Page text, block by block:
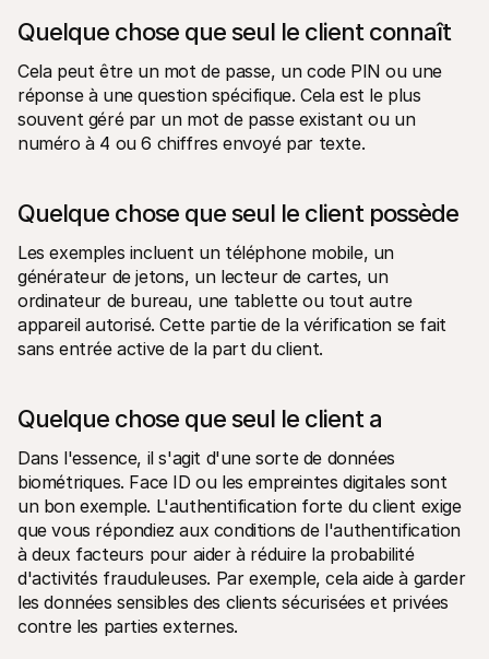
Quelque chose que seul le client connaît
Cela peut être un mot de passe, un code PIN ou une
réponse à une question spécifique. Cela est le plus
souvent géré par un mot de passe existant ou un
numéro à 4 ou 6 chiffres envoyé par texte.
Quelque chose que seul le client possède
Les exemples incluent un téléphone mobile, un
générateur de jetons, un lecteur de cartes, un
ordinateur de bureau, une tablette ou tout autre
appareil autorisé. Cette partie de la vérification se fait
sans entrée active de la part du client.
Quelque chose que seul le client a
Dans l'essence, il s'agit d'une sorte de données
biométriques. Face ID ou les empreintes digitales sont
un bon exemple. L'authentification forte du client exige
que vous répondiez aux conditions de l'authentification
à deux facteurs pour aider à réduire la probabilité
d'activités frauduleuses. Par exemple, cela aide à garder
les données sensibles des clients sécurisées et privées
contre les parties externes.